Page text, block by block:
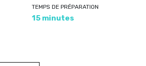
TEMPS DE PRÉPARATION
15 minutes